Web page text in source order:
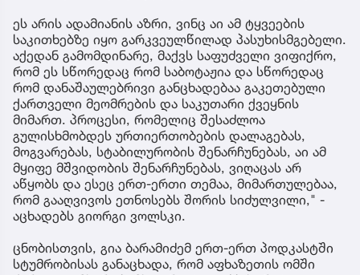
ეს არის ადამიანის აზრი, ვინც აი ამ ტყვეების
საკითხებზე იყო გარკვეულწილად პასუხისმგებელი.
აქედან გამომდინარე, მაქვს საფუძველი ვიფიქრო,
რომ ეს სწორედაც რომ საბოტაჟია და სწორედაც
რომ დანაშაულებრივი განცხადებაა გაკეთებული
ქართველი მეომრების და საკუთარი ქვეყნის
მიმართ. პროცესი, რომელიც შესაძლოა
გულისხმობდეს ურთიერთობების დალაგებას,
მოგვარებას, სტაბილურობის შენარჩუნებას, აი ამ
მყიფე მშვიდობის შენარჩუნებას, ვიღაცას არ
აწყობს და ესეც ერთ-ერთი თემაა, მიმართულებაა,
რომ გააღვივოს ეთნოსებს შორის სიძულვილი," -
აცხადებს გიორგი ვოლსკი.
ცნობისთვის, გია ბარამიძემ ერთ-ერთ პოდკასტში
სტუმრობისას განაცხადა, რომ აფხაზეთის ომში